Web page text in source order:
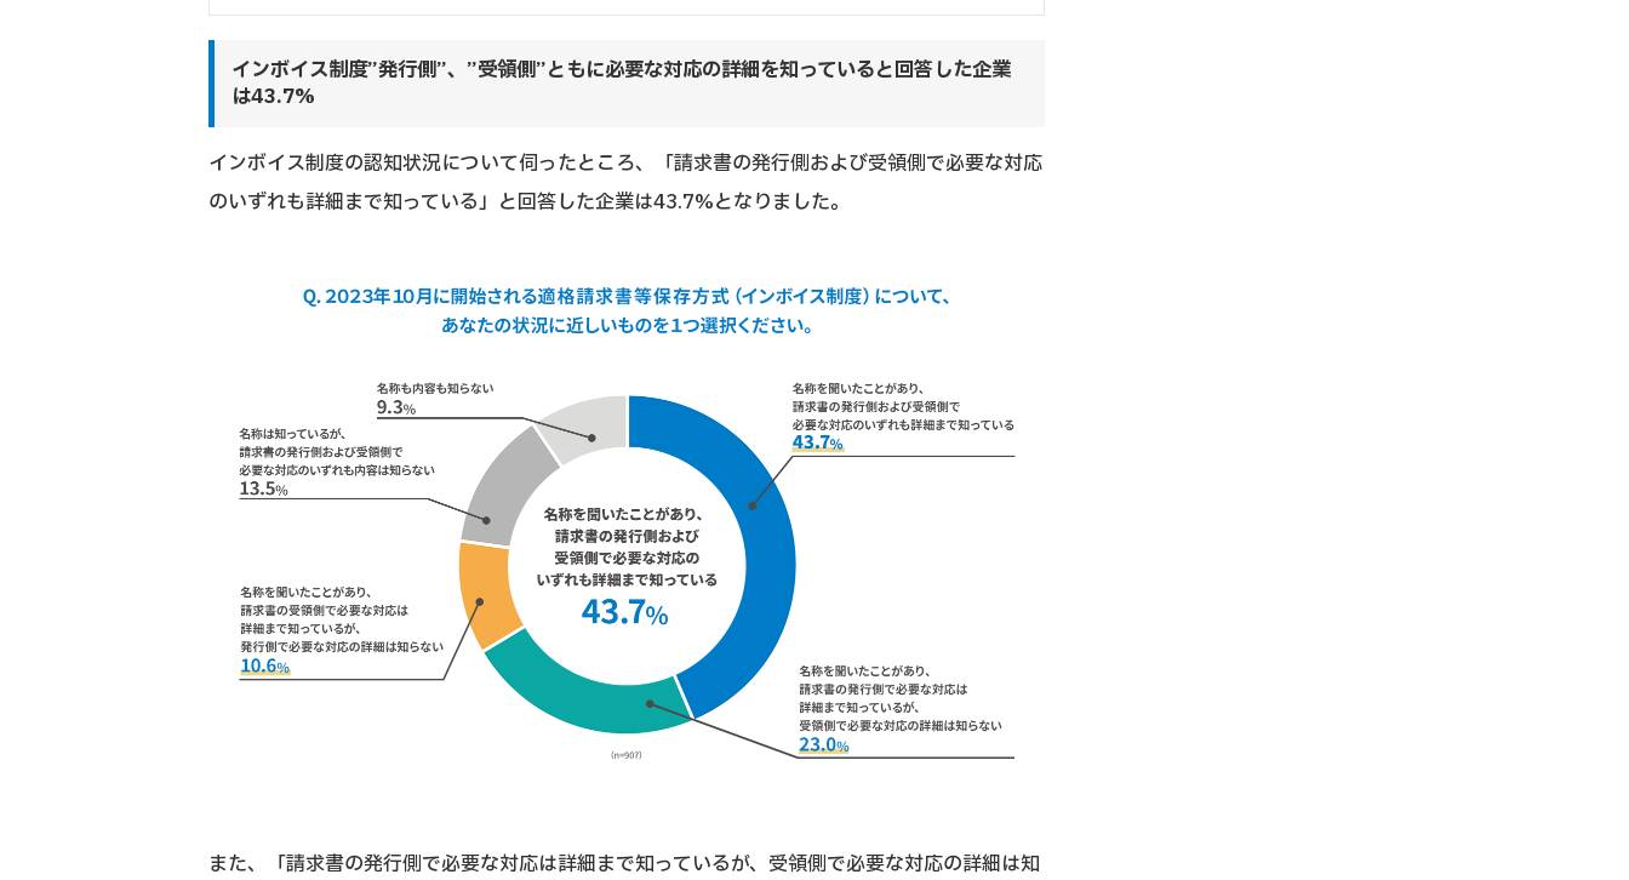
インボイス制度”発行側”、”受領側”ともに必要な対応の詳細を知っていると回答した企業
は43.7%
インボイス制度の認知状況について伺ったところ、「請求書の発行側および受領側で必要な対応
のいずれも詳細まで知っている」と回答した企業は43.7%となりました。
また、「請求書の発行側で必要な対応は詳細まで知っているが、受領側で必要な対応の詳細は知